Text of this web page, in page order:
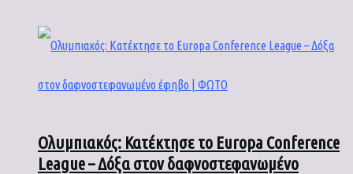
Ολυμπιακός: Κατέκτησε το Europa Conference
League – Δόξα στον δαφνοστεφανωμένο